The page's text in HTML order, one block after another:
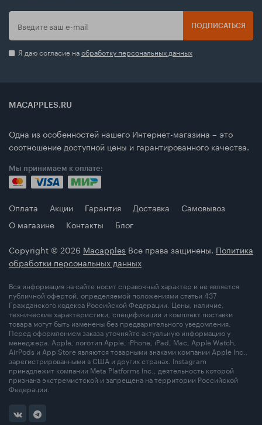
ПОДПИСАТЬСЯ
Я даю согласие наобработку персональных данных
MACAPPLES.RU
Одна из особенностей нашего Интернет-магазина – это
соотношение доступной цены и гарантированного качества.
Мы принимаем к оплате:
Оплата Акции Гарантия Доставка
Самовывоз
О магазине
Контакты
Блог
Copyright © 2026 Macapples Все права защинены. Политика
обработки персональных данных
Вся информация на сайте носит справочный характер и не является
публичной офертой, определяемой положениями статьи 437
Гражданского кодекса Российской Федерации. Цены, наличие,
технические характеристики, спецификации и комплект поставки
товара могут быть изменены без предварительного уведомления.
Перед оформлением заказа уточняйте актуальную информацию у
менеджера. Apple, логотип Apple, iPhone, iPad, Mac, Apple Watch,
AirPods и App Store являются товарными знаками компании Apple Inc.,
зарегистрированными в США и других странах. Instagram
принадлежит компании Meta Platforms Inc., деятельность которой
признана экстремистской и запрещена на территории Российской
Федерации.